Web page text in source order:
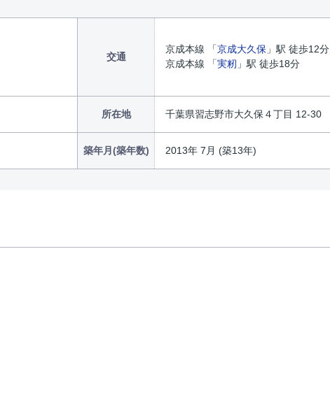
交通
京成本線 「京成大久保 」駅 徒歩12分
京成本線 「実籾 」駅 徒歩18分
所在地 千葉県習志野市大久保４丁目 12-30
築年月(築年数) 2013年 7月 (築13年)